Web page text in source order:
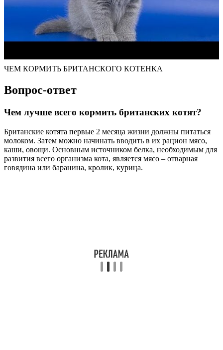
ЧЕМ КОРМИТЬ БРИТАНСКОГО КОТЕНКА
Вопрос-ответ
Чем лучше всего кормить британских котят?
Британские котята первые 2 месяца жизни должны питаться
молоком. Затем можно начинать вводить в их рацион мясо,
каши, овощи. Основным источником белка, необходимым для
развития всего организма кота, является мясо – отварная
говядина или баранина, кролик, курица.